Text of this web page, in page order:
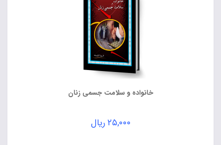
خانواده و سلامت جسمی زنان
۲۵,۰۰۰ریال